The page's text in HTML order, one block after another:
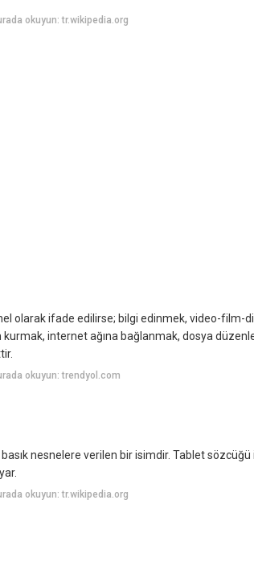
okuyun: tr.wikipedia.org
olarak ifade edilirse; bilgi edinmek, video-film-
internet ağına bağlanmak, dosya
okuyun: trendyol.com
basık nesnelere verilen bir isimdir. Tablet
okuyun: tr.wikipedia.org